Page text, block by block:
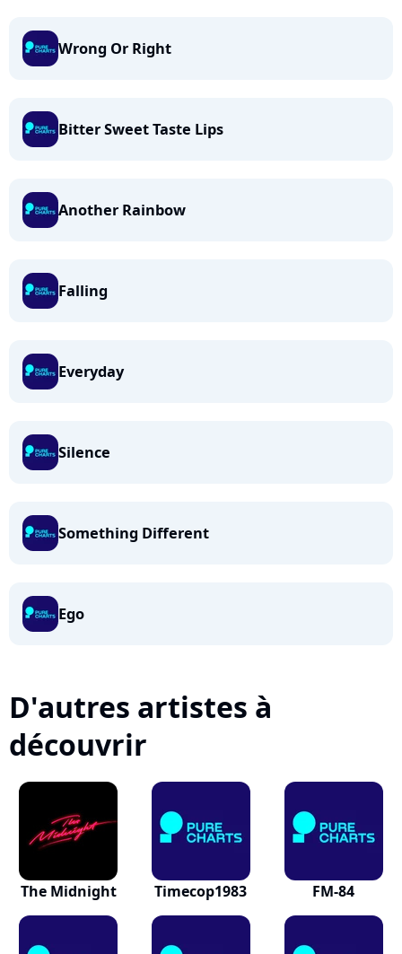
Wrong Or Right
Bitter Sweet Taste Lips
Another Rainbow
Falling
Everyday
Silence
Something Different
Ego
D'autres artistes à
découvrir
The Midnight Timecop1983 FM-84